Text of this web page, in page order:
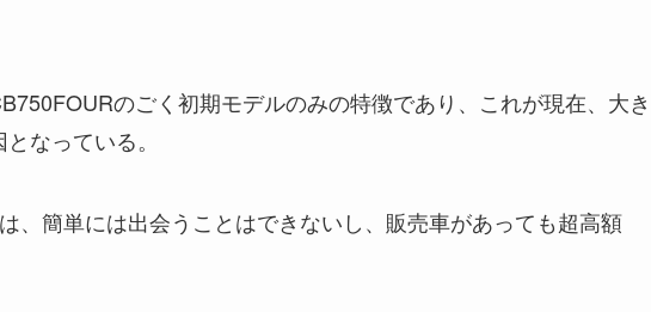
のごく初期モデルのみの特徴であり、これが現在、大き
なっている。
、簡単には出会うことはできないし、販売車があっても超高額